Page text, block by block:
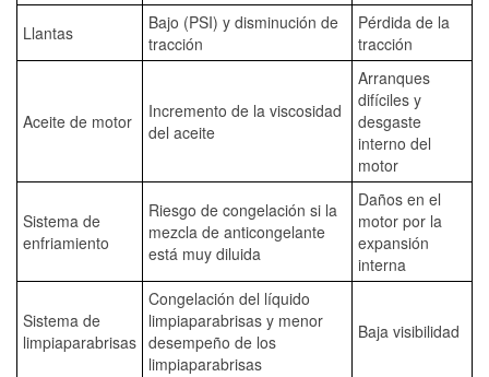
Llantas
Bajo (PSI) y disminución de
tracción
Pérdida de la
tracción
Aceite de motor
Incremento de la viscosidad
del aceite
Arranques
difíciles y
desgaste
interno del
motor
Sistema de
enfriamiento
Riesgo de congelación si la
mezcla de anticongelante
está muy diluida
Daños en el
motor por la
expansión
interna
Sistema de
limpiaparabrisas
Congelación del líquido
limpiaparabrisas y menor
desempeño de los
limpiaparabrisas
Baja visibilidad